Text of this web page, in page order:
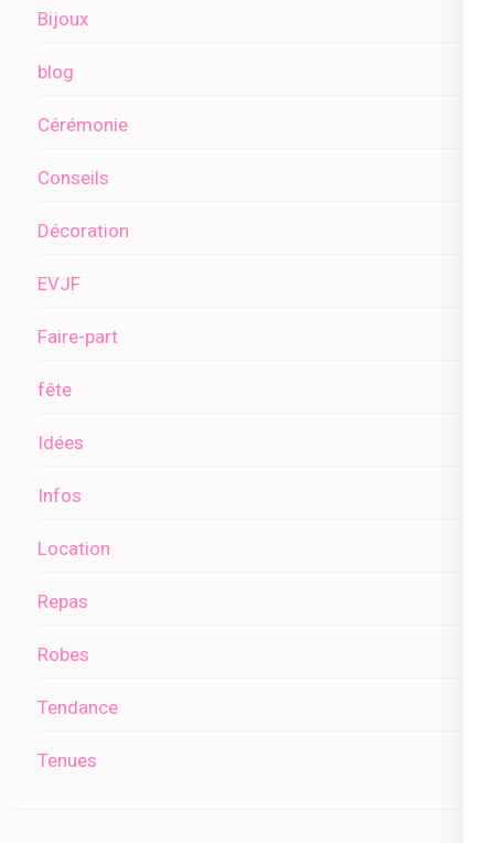
Bijoux
blog
Cérémonie
Conseils
Décoration
EVJF
Faire-part
fête
Idées
Infos
Location
Repas
Robes
Tendance
Tenues